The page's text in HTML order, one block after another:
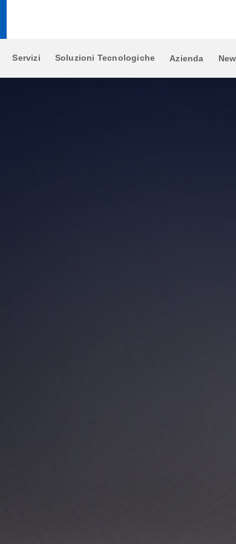
Servizi Soluzioni Tecnologiche Azienda